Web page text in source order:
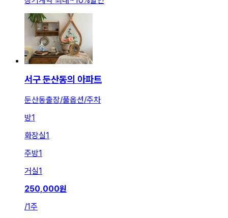
서구 둔산동의 아파트
둔산동출장/풀옵션/주차
방1
화장실1
주방1
거실1
250,000원
/1주